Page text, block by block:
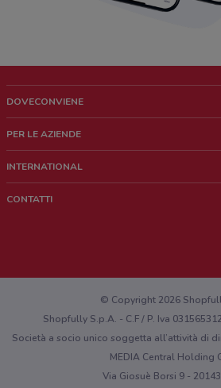
DOVECONVIENE
Chi siamo
Lavora con noi
PER LE AZIENDE
Richieste commerciali e marketing
INTERNATIONAL
CONTATTI
Hai un malfunzionamento sul web o sull'app?
© Copyright 2026
Shopfully S.p.A. - C.F / P. Iva
Società a socio unico soggetta all’attività di
MEDIA Central Holding
Via Giosuè Borsi 9 -